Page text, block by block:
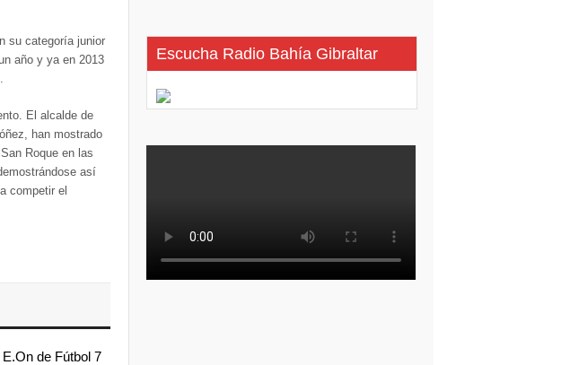
su categoría junior
año y ya en 2013
El alcalde de
han mostrado
Roque en las
así
competir el
de Fútbol 7
Escucha Radio Bahía Gibraltar